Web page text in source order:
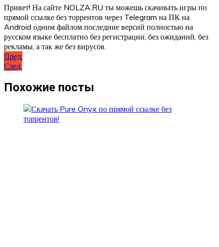
Привет! На сайте NOLZA.RU ты можешь скачивать игры по
прямой ссылке без торрентов через Telegram на ПК на
Android одним файлом последние версий полностью на
русском языке бесплатно без регистрации, без ожиданий, без
рекламы, а так же без вирусов.
Навигация
по
записям
Пред.
След.
Похожие посты